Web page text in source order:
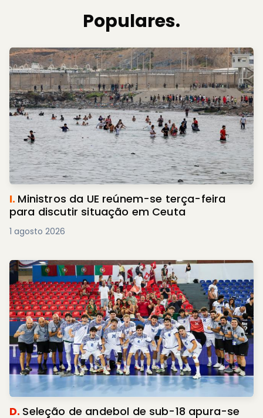
Populares.
I. Ministros da UE reúnem-se terça-feira
para discutir situação em Ceuta
1 agosto 2026
D. Seleção de andebol de sub-18 apura-se